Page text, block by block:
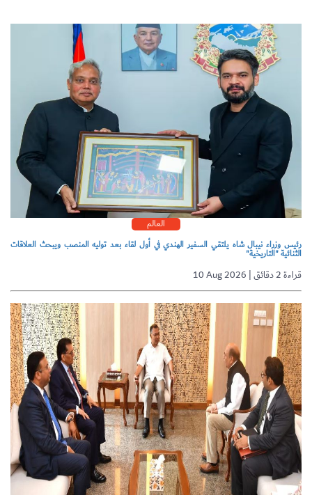
العالم
رئيس وزراء نيبال شاه يلتقي السفير الهندي في أول لقاء بعد توليه المنصب ويبحث العلاقات
الثنائية "التاريخية"
10 Aug 2026 | قراءة 2 دقائق